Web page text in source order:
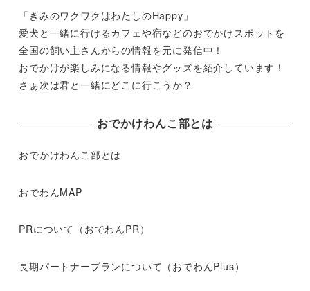
「きみのワクワクはわたしのHappy」
愛犬と一緒に行けるカフェや宿などのおでかけスポットを
全国の飼い主さんからの情報を元に発信中！
おでかけが楽しみになる情報やグッズを紹介しています！
さぁ次は君と一緒にどこに行こうか？
おでかけわんこ部とは
おでかけわんこ部とは
おでわんMAP
PRについて（おでわんPR）
長期パートナープランについて（おでわんPlus）